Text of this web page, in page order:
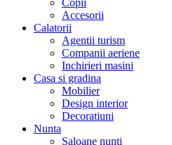
Copii
Accesorii
Calatorii
Agentii turism
Companii aeriene
Inchirieri masini
Casa si gradina
Mobilier
Design interior
Decoratiuni
Nunta
Saloane nunti